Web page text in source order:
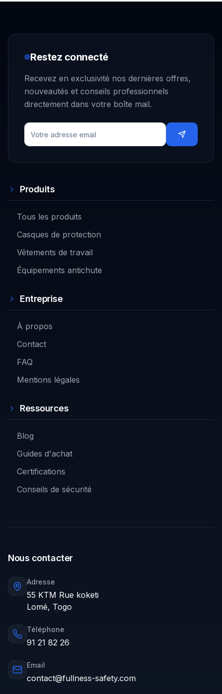
Restez connecté
Recevez en exclusivité nos dernières offres,
nouveautés et conseils professionnels
directement dans votre boîte mail.
Produits
Tous les produits
Casques de protection
Vêtements de travail
Équipements antichute
Entreprise
À propos
Contact
FAQ
Mentions légales
Ressources
Blog
Guides d'achat
Certifications
Conseils de sécurité
Nous contacter
Adresse
55 KTM Rue koketi
Lomé, Togo
Téléphone
91 21 82 26
Email
contact@fullness-safety.com